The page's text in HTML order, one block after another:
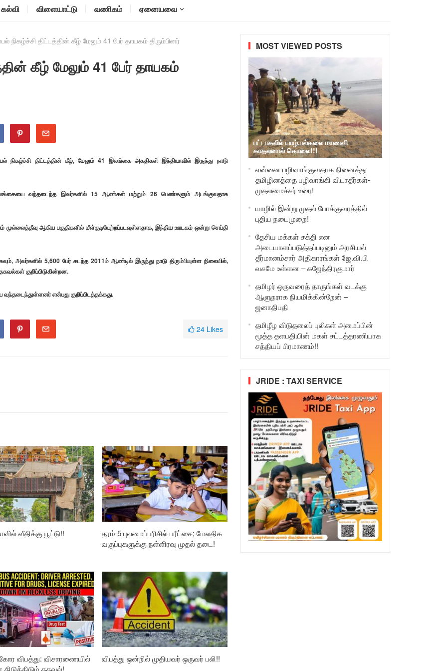
கல்வி விளையாட்டு வணிகம் ஏனையவை
நிகழ்ச்சி திட்டத்தின் கீழ் மேலும் 41 பேர் தாயகம் திரும்பினர்
கீழ் மேலும் 41 பேர் தாயகம்
நிகழ்ச்சி திட்டத்தின் கீழ், மேலும் 41 இலங்கை அகதிகள் இந்தியாவில் இருந்து நாடு
வந்தடைந்த இவர்களில் 15 ஆண்கள் மற்றும் 26 பெண்களும் அடங்குவதாக
ஆகிய பகுதிகளில் மீள்குடியேற்றப்படவுள்ளதாக, இந்திய ஊடகம் ஒன்று செய்தி
அவர்களில் 5,600 பேர் கடந்த 2011ம் ஆண்டில் இருந்து நாடு திரும்பியுள்ள நிலையில்,
குறிப்பிடுகின்றன.
என்பது குறிப்பிடத்தக்கது.
24 Likes
வீதிக்கு பூட்டு!!
தரம் 5 புலமைப்பரிசில் பரீட்சை; மேலதிக
வகுப்புகளுக்கு நள்ளிரவு முதல் தடை!
விபத்து: விசாரணையில்
விபத்து ஒன்றில் முதியவர் ஒருவர் பலி!!
MOST VIEWED POSTS
பட்டபகலில் யாழ்.பல்கலை மாணவி
காதலனால் கொலை!!!
என்னை பழிவாங்குவதாக நினைத்து
தமிழினத்தை பழிவாங்கி விடாதீர்கள்-
முதலமைச்சர் உரை!
யாழில் இன்று முதல் போக்குவரத்தில்
புதிய நடைமுறை!
தேசிய மக்கள் சக்தி என
அடையாளப்படுத்தப்படினும் அரசியல்
தீர்மானம்சார் அதிகாரங்கள் ஜே.வி.பி
வசமே உள்ளன – கஜேந்திரகுமார்
தமிழர் ஒருவரைத் தாருங்கள் வடக்கு
ஆளுநராக நியமிக்கின்றேன் –
ஜனாதிபதி
தமிழீழ விடுதலைப் புலிகள் அமைப்பின்
மூத்த தளபதியின் மகள் சட்டத்தரணியாக
சத்தியப் பிரமாணம்!!
JRIDE : TAXI SERVICE